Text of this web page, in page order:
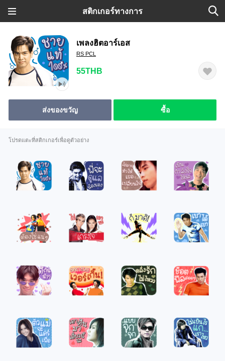
สติกเกอร์ทางการ
เพลงฮิตอาร์เอส
RS PCL
55THB
ส่งของขวัญ ซื้อ
โปรดแตะที่สติกเกอร์เพื่อดูตัวอย่าง